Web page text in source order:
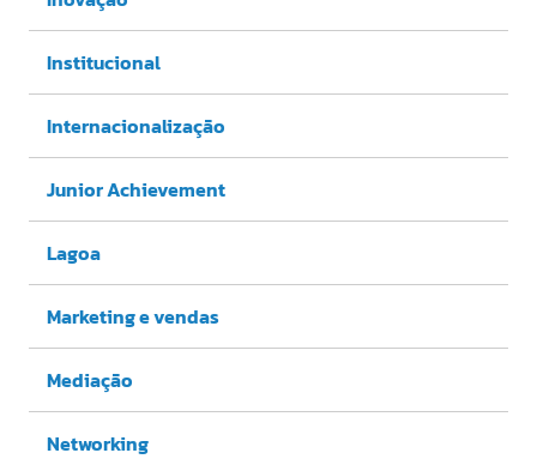
Institucional
Internacionalização
Junior Achievement
Lagoa
Marketing e vendas
Mediação
Networking